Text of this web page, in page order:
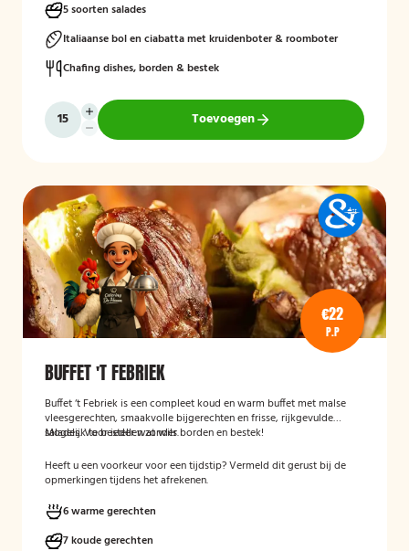
5 soorten salades
Italiaanse bol en ciabatta met kruidenboter & roomboter
Chafing dishes, borden & bestek
Toevoegen
€22
P.P
BUFFET 'T FEBRIEK
Buffet ‘t Febriek is een compleet koud en warm buffet met malse
vleesgerechten, smaakvolle bijgerechten en frisse, rijkgevulde
salades. Voor ieder wat wils.
Mogelijk te bestellen zonder borden en bestek!
Heeft u een voorkeur voor een tijdstip? Vermeld dit gerust bij de
opmerkingen tijdens het afrekenen.
6 warme gerechten
7 koude gerechten